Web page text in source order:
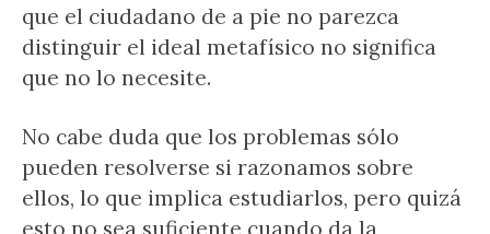
que el ciudadano de a pie no parezca
distinguir el ideal metafísico no significa
que no lo necesite.
No cabe duda que los problemas sólo
pueden resolverse si razonamos sobre
ellos, lo que implica estudiarlos, pero quizá
esto no sea suficiente cuando da la